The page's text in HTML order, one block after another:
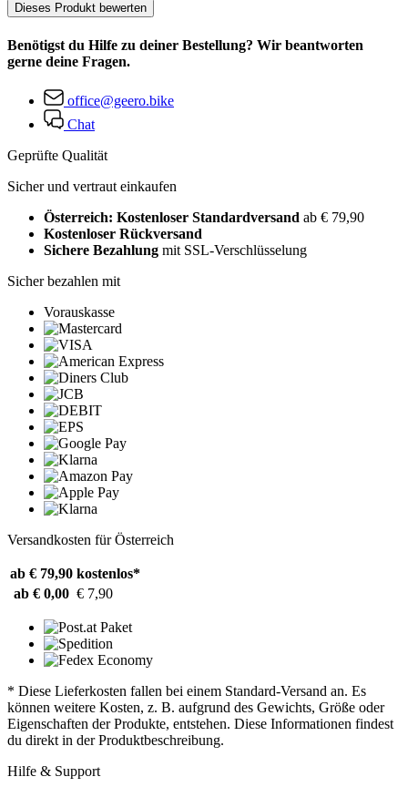
Dieses Produkt bewerten
Benötigst du Hilfe zu deiner Bestellung? Wir beantworten
gerne deine Fragen.
office@geero.bike
Chat
Geprüfte Qualität
Sicher und vertraut einkaufen
Österreich: Kostenloser Standardversand ab € 79,90
Kostenloser Rückversand
Sichere Bezahlung mit SSL-Verschlüsselung
Sicher bezahlen mit
Vorauskasse
Versandkosten für Österreich
ab € 79,90 kostenlos*
ab € 0,00 € 7,90
* Diese Lieferkosten fallen bei einem Standard-Versand an. Es
können weitere Kosten, z. B. aufgrund des Gewichts, Größe oder
Eigenschaften der Produkte, entstehen. Diese Informationen findest
du direkt in der Produktbeschreibung.
Hilfe & Support